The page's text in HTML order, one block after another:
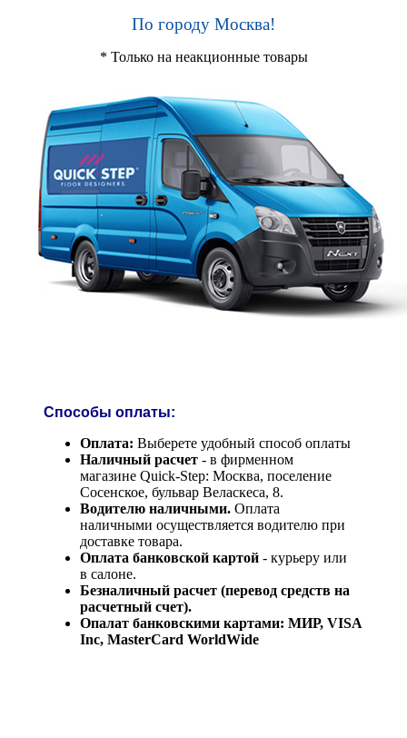
По городу Москва!
* Только на неакционные товары
Способы оплаты:
Оплата: Выберете удобный способ оплаты
Наличный расчет - в фирменном
магазине Quick-Step: Москва, поселение
Сосенское, бульвар Веласкеса, 8.
Водителю наличными. Оплата
наличными осуществляется водителю при
доставке товара.
Оплата банковской картой - курьеру или
в салоне.
Безналичный расчет (перевод средств на
расчетный счет).
Опалат банковскими картами: МИР, VISA
Inc, MasterCard WorldWide